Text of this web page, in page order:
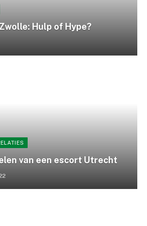
Hulp of Hype?
van een escort Utrecht